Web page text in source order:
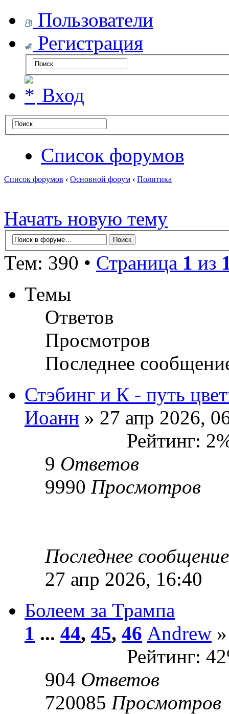
Пользователи
Регистрация
Вход
Список форумов
Список форумов ‹ Основной форум ‹ Политика
Начать новую тему
Тем: 390 • Страница 1 из
Темы
Ответов
Просмотров
Последнее
Стэбинг и К - путь
Иоанн » 27 апр 2026,
Рейтинг:
9 Ответов
9990 Просмотров
Последнее
27 апр 2026, 16:40
Болеем за Трампа
1 ... 44, 45, 46 Andrew
Рейтинг:
904 Ответов
720085 Просмотров